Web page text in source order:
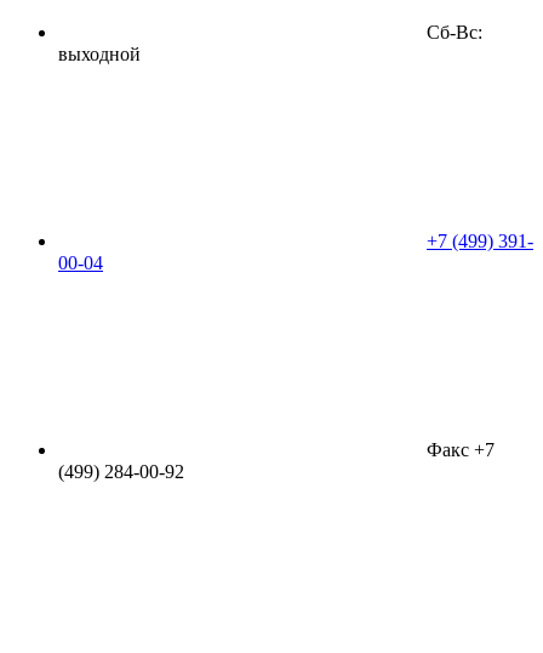
Сб-Вс:
выходной
+7 (499) 391-
00-04
Факс +7
(499) 284-00-92